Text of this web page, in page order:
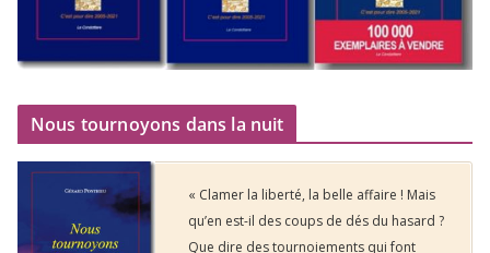
Nous tournoyons dans la nuit
« Clamer la liberté, la belle affaire ! Mais
qu’en est-il des coups de dés du hasard ?
Que dire des tournoiements qui font